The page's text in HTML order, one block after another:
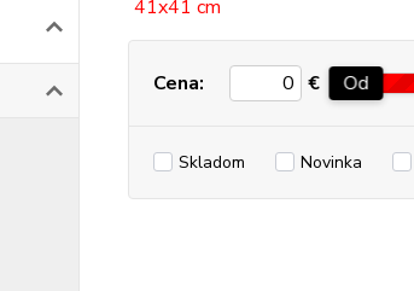
Cena: € Od
Skladom Novinka